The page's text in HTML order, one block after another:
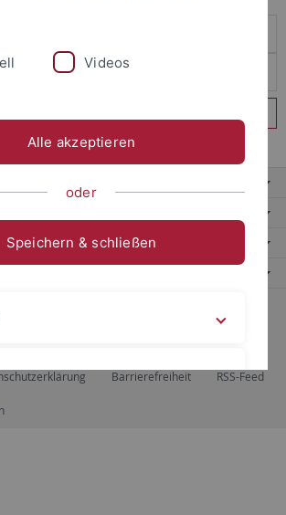
Tübingen, Tübingen
Barrierefreiheit RSS-Feed
Videos
Alle akzeptieren
oder
Speichern & schließen